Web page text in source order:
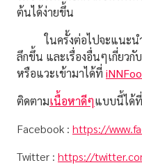
ต้นได้ง่ายขึ้น
ในครั้งต่อไปจะแนะนำ
ลึกขึ้น และเรื่องอื่นๆเกี่ยวกั
หรือแวะเข้ามาได้ที่
ติดตามเนื้อหาดีๆแบบนี้ได้ที่
Facebook : https://
Twitter : https://